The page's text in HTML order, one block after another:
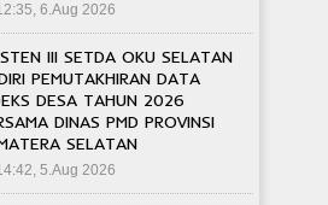
6.Aug 2026
III SETDA OKU SELATAN
PEMUTAKHIRAN DATA
DESA TAHUN 2026
DINAS PMD PROVINSI
SELATAN
5.Aug 2026